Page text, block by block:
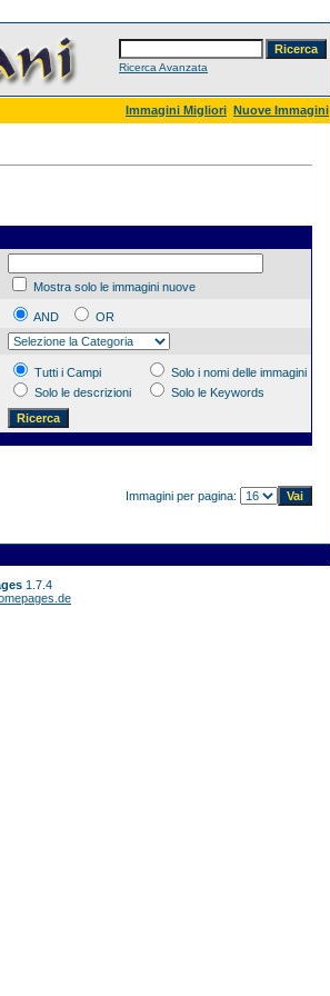
Ricerca Avanzata
Immagini Migliori Nuove Immagini
Mostra solo le immagini nuove
AND
OR
Tutti i Campi
Solo i nomi delle immagini
Solo le descrizioni
Solo le Keywords
Immagini per pagina:
1.7.4